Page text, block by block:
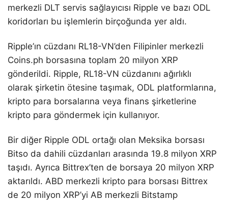
merkezli DLT servis sağlayıcısı Ripple ve bazı ODL
koridorları bu işlemlerin birçoğunda yer aldı.
Ripple’ın cüzdanı RL18-VN’den Filipinler merkezli
Coins.ph borsasına toplam 20 milyon XRP
gönderildi. Ripple, RL18-VN cüzdanını ağırlıklı
olarak şirketin ötesine taşımak, ODL platformlarına,
kripto para borsalarına veya finans şirketlerine
kripto para göndermek için kullanıyor.
Bir diğer Ripple ODL ortağı olan Meksika borsası
Bitso da dahili cüzdanları arasında 19.8 milyon XRP
taşıdı. Ayrıca Bittrex’ten de borsaya 20 milyon XRP
aktarıldı. ABD merkezli kripto para borsası Bittrex
de 20 milyon XRP’yi AB merkezli Bitstamp